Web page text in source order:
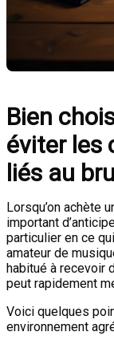
Bien
éviter les
liés au
Lorsqu’on achète
important
particulier en ce
amateur de
habitué à recevoir
peut rapidement
Voici quelques
environnement